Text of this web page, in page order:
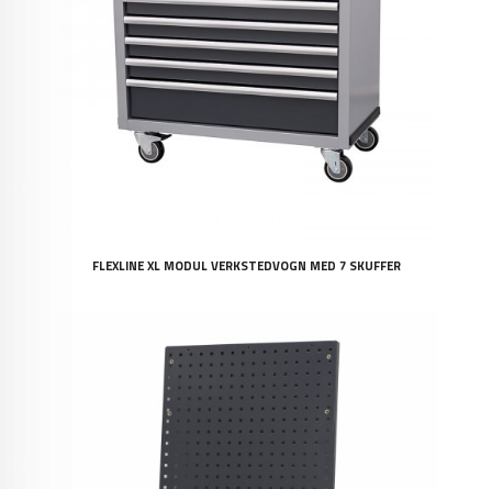
FLEXLINE XL MODUL VERKSTEDVOGN MED 7 SKUFFER